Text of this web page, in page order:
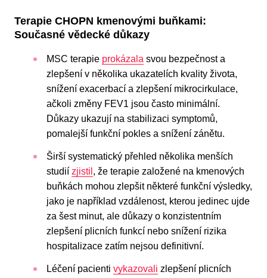
Terapie CHOPN kmenovými buňkami:
Současné vědecké důkazy
MSC terapie prokázala svou bezpečnost a
zlepšení v několika ukazatelích kvality života,
snížení exacerbací a zlepšení mikrocirkulace,
ačkoli změny FEV1 jsou často minimální.
Důkazy ukazují na stabilizaci symptomů,
pomalejší funkční pokles a snížení zánětu.
Širší systematický přehled několika menších
studií zjistil , že terapie založené na kmenových
buňkách mohou zlepšit některé funkční výsledky,
jako je například vzdálenost, kterou jedinec ujde
za šest minut, ale důkazy o konzistentním
zlepšení plicních funkcí nebo snížení rizika
hospitalizace zatím nejsou definitivní.
Léčení pacienti vykazovali zlepšení plicních